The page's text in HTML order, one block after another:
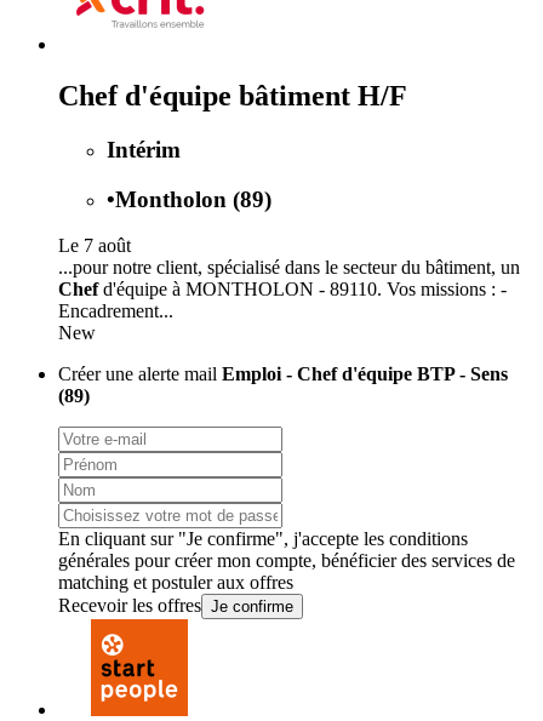
Chef d'équipe bâtiment H/F
Intérim
•Montholon (89)
Le 7 août
...pour notre client, spécialisé dans le secteur du bâtiment, un
Chefd'équipe à MONTHOLON - 89110. Vos missions : -
Encadrement...
New
Créer une alerte mail Emploi - Chef d'équipe BTP - Sens
(89)
En cliquant sur "Je confirme", j'accepte les conditions
générales pour créer mon compte, bénéficier des services de
matching et postuler aux offres
Recevoir les offres Je confirme